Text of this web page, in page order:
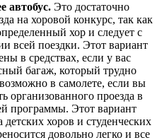
автобус. Это достаточно
на хоровой конкурс, так как
хор и следует с
всей поездки. Этот вариант
в средствах, если у вас
багаж, который трудно
в самолете, если вы
организованного проезда в
программы. Этот вариант
детских хоров и студенческих
довольно легко и все